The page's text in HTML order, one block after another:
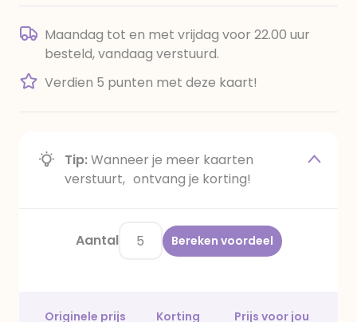
Maandag tot en met vrijdag voor 22.00 uur
besteld, vandaag verstuurd.
Verdien 5 punten met deze kaart!
Tip:Wanneer je meer kaarten
verstuurt, ontvang je korting!
Aantal Bereken voordeel
Originele prijs Korting
Prijs voor jou